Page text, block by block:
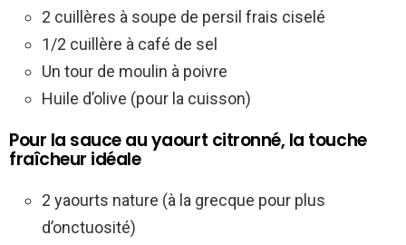
2 cuillères à soupe de persil frais ciselé
1/2 cuillère à café de sel
Un tour de moulin à poivre
Huile d’olive (pour la cuisson)
Pour la sauce au yaourt citronné, la touche
fraîcheur idéale
2 yaourts nature (à la grecque pour plus
d’onctuosité)